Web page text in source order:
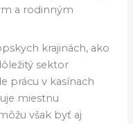
a rodinným
krajinách, ako
sektor
prácu v kasínach
miestnu
však byť aj